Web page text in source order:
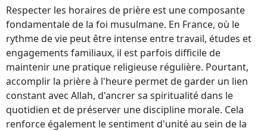
Respecter les horaires de prière est une composante
fondamentale de la foi musulmane. En France, où le
rythme de vie peut être intense entre travail, études et
engagements familiaux, il est parfois difficile de
maintenir une pratique religieuse régulière. Pourtant,
accomplir la prière à l'heure permet de garder un lien
constant avec Allah, d'ancrer sa spiritualité dans le
quotidien et de préserver une discipline morale. Cela
renforce également le sentiment d'unité au sein de la